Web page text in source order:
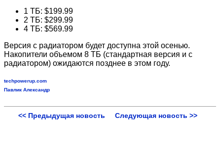
1 ТБ: $199.99
2 ТБ: $299.99
4 ТБ: $569.99
Версия с радиатором будет доступна этой осенью.
Накопители объемом 8 ТБ (стандартная версия и с
радиатором) ожидаются позднее в этом году.
techpowerup.com
Павлик Александр
<< Предыдущая новость Следующая новость >>